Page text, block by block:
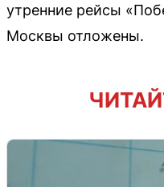
утренние рейсы
Москвы отложены.